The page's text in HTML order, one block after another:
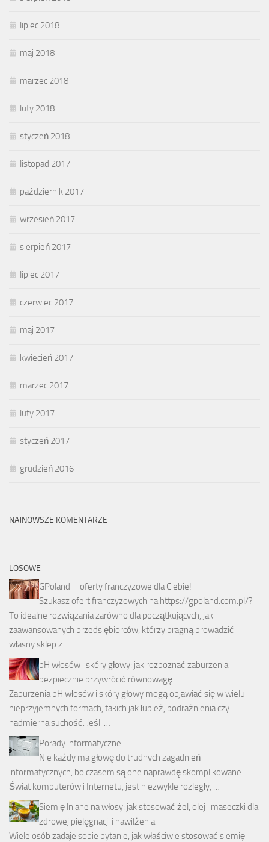
lipiec 2018
maj 2018
marzec 2018
luty 2018
styczeń 2018
listopad 2017
październik 2017
wrzesień 2017
sierpień 2017
lipiec 2017
czerwiec 2017
maj 2017
kwiecień 2017
marzec 2017
luty 2017
styczeń 2017
grudzień 2016
NAJNOWSZE KOMENTARZE
LOSOWE
GPoland – oferty franczyzowe dla Ciebie!
Szukasz ofert franczyzowych na https://gpoland.com.pl/?
To idealne rozwiązania zarówno dla początkujących, jak i
zaawansowanych przedsiębiorców, którzy pragną prowadzić
własny sklep z …
pH włosów i skóry głowy: jak rozpoznać zaburzenia i
bezpiecznie przywrócić równowagę
Zaburzenia pH włosów i skóry głowy mogą objawiać się w wielu
nieprzyjemnych formach, takich jak łupież, podrażnienia czy
nadmierna suchość. Jeśli …
Porady informatyczne
Nie każdy ma głowę do trudnych zagadnień
informatycznych, bo czasem są one naprawdę skomplikowane.
Świat komputerów i Internetu, jest niezwykle rozległy, …
Siemię lniane na włosy: jak stosować żel, olej i maseczki dla
zdrowej pielęgnacji i nawilżenia
Wiele osób zadaje sobie pytanie, jak właściwie stosować siemię